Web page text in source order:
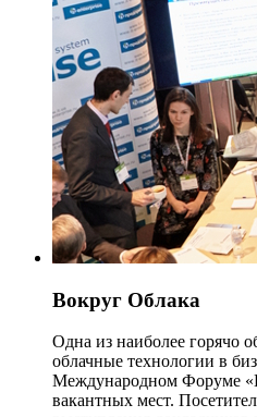
Вокруг Облака
Одна из наиболее горячо
облачные технологии в
Международном Форуме
вакантных мест.